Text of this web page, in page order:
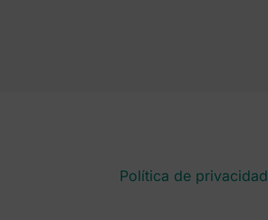
Política de privacidad